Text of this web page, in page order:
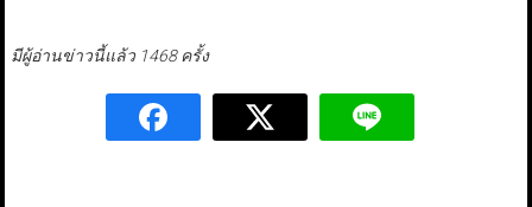
มีผู้อ่านข่าวนี้แล้ว 1468 ครั้ง